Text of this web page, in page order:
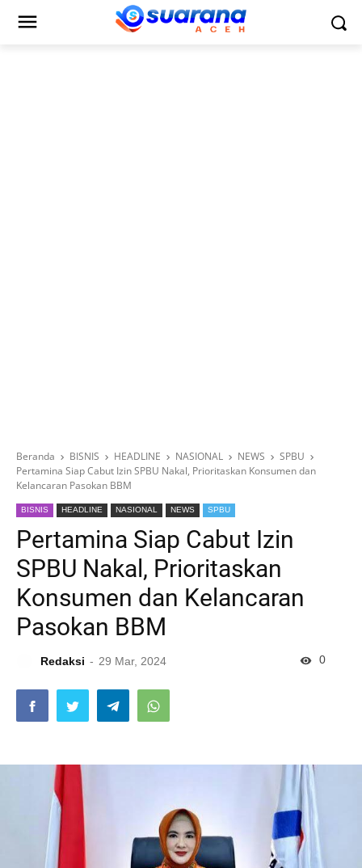
Beranda BISNIS HEADLINE NASIONAL NEWS
SPBU
Pertamina Siap Cabut Izin SPBU Nakal, Prioritaskan Konsumen dan
Kelancaran Pasokan BBM
BISNIS HEADLINE NASIONAL NEWS SPBU
Pertamina Siap Cabut Izin
SPBU Nakal, Prioritaskan
Konsumen dan Kelancaran
Pasokan BBM
Redaksi 29 Mar, 2024 0